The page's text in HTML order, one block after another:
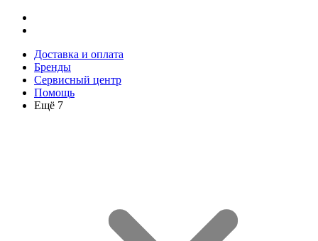
Доставка и оплата
Бренды
Сервисный центр
Помощь
Ещё 7